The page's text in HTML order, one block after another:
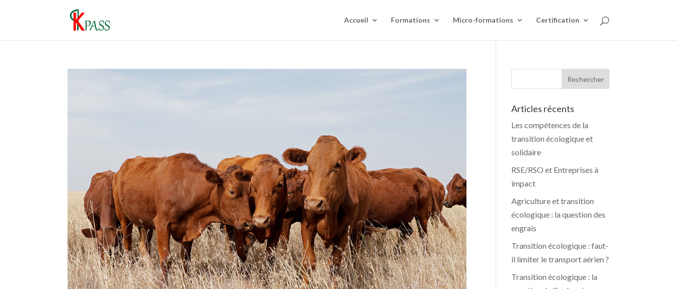
Accueil Formations Micro-formations Certification
Articles récents
Les compétences de la
transition écologique et
solidaire
RSE/RSO et Entreprises à
impact
Agriculture et transition
écologique : la question des
engrais
Transition écologique : faut-
il limiter le transport aérien ?
Transition écologique : la